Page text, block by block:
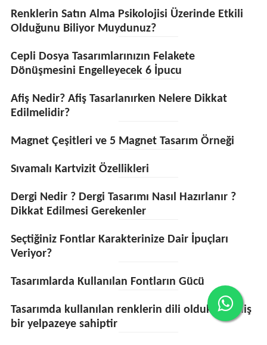
Renklerin Satın Alma Psikolojisi Üzerinde Etkili
Olduğunu Biliyor Muydunuz?
Cepli Dosya Tasarımlarınızın Felakete
Dönüşmesini Engelleyecek 6 İpucu
Afiş Nedir? Afiş Tasarlanırken Nelere Dikkat
Edilmelidir?
Magnet Çeşitleri ve 5 Magnet Tasarım Örneği
Sıvamalı Kartvizit Özellikleri
Dergi Nedir ? Dergi Tasarımı Nasıl Hazırlanır ?
Dikkat Edilmesi Gerekenler
Seçtiğiniz Fontlar Karakterinize Dair İpuçları
Veriyor?
Tasarımlarda Kullanılan Fontların Gücü
Tasarımda kullanılan renklerin dili oldukça geniş
bir yelpazeye sahiptir